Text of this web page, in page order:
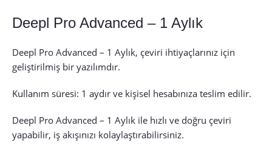
Deepl Pro Advanced – 1 Aylık
Deepl Pro Advanced – 1 Aylık, çeviri ihtiyaçlarınız için
geliştirilmiş bir yazılımdır.
Kullanım süresi: 1 aydır ve kişisel hesabınıza teslim edilir.
Deepl Pro Advanced – 1 Aylık ile hızlı ve doğru çeviri
yapabilir, iş akışınızı kolaylaştırabilirsiniz.